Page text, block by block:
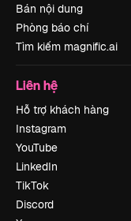
Bán nội dung
Phòng báo chí
Tìm kiếm magnific.ai
Liên hệ
Hỗ trợ khách hàng
Instagram
YouTube
LinkedIn
TikTok
Discord